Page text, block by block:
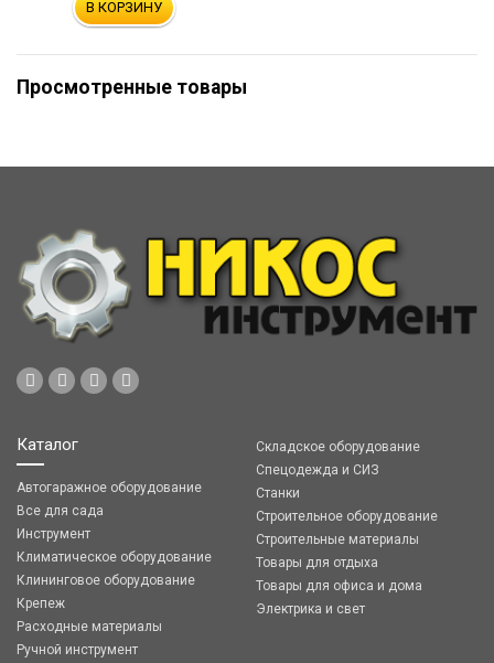
В КОРЗИНУ
Просмотренные товары
Каталог
Автогаражное оборудование
Все для сада
Инструмент
Климатическое оборудование
Клининговое оборудование
Крепеж
Расходные материалы
Ручной инструмент
Складское оборудование
Спецодежда и СИЗ
Станки
Строительное оборудование
Строительные материалы
Товары для отдыха
Товары для офиса и дома
Электрика и свет